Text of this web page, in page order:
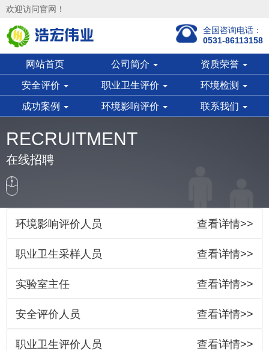
欢迎访问官网！
全国咨询电话：
0531-86113158
网站首页 公司简介 资质荣誉
安全评价 职业卫生评价 环境检测
成功案例 环境影响评价 联系我们
RECRUITMENT
在线招聘
环境影响评价人员 查看详情>>
职业卫生采样人员 查看详情>>
实验室主任 查看详情>>
安全评价人员 查看详情>>
职业卫生评价人员 查看详情>>